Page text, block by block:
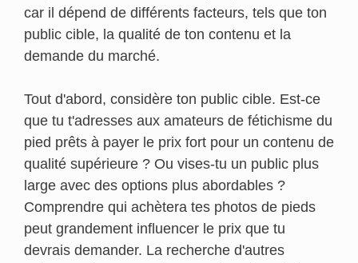
car il dépend de différents facteurs, tels que ton
public cible, la qualité de ton contenu et la
demande du marché.
Tout d'abord, considère ton public cible. Est-ce
que tu t'adresses aux amateurs de fétichisme du
pied prêts à payer le prix fort pour un contenu de
qualité supérieure ? Ou vises-tu un public plus
large avec des options plus abordables ?
Comprendre qui achètera tes photos de pieds
peut grandement influencer le prix que tu
devrais demander. La recherche d'autres